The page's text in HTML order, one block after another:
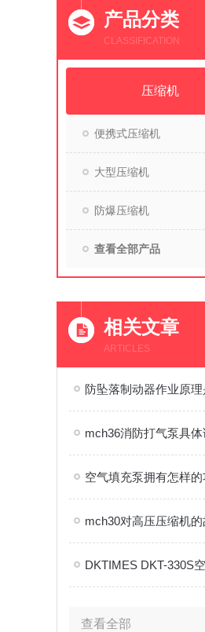
产品分类
CLASSIFICATION
压缩机
便携式压缩机
大型压缩机
防爆压缩机
查看全部产品
相关文章
ARTICLES
空气填充泵拥有怎样的
查看全部